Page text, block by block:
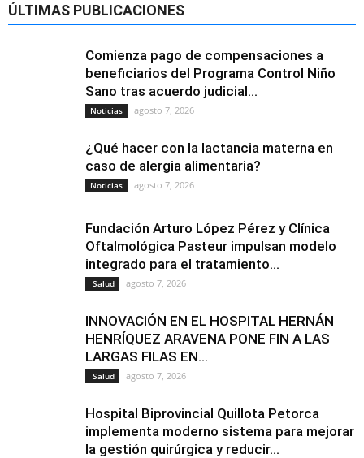
ÚLTIMAS PUBLICACIONES
Comienza pago de compensaciones a
beneficiarios del Programa Control Niño
Sano tras acuerdo judicial...
Noticias agosto 7, 2026
¿Qué hacer con la lactancia materna en
caso de alergia alimentaria?
Noticias agosto 7, 2026
Fundación Arturo López Pérez y Clínica
Oftalmológica Pasteur impulsan modelo
integrado para el tratamiento...
Salud agosto 7, 2026
INNOVACIÓN EN EL HOSPITAL HERNÁN
HENRÍQUEZ ARAVENA PONE FIN A LAS
LARGAS FILAS EN...
Salud agosto 7, 2026
Hospital Biprovincial Quillota Petorca
implementa moderno sistema para mejorar
la gestión quirúrgica y reducir...